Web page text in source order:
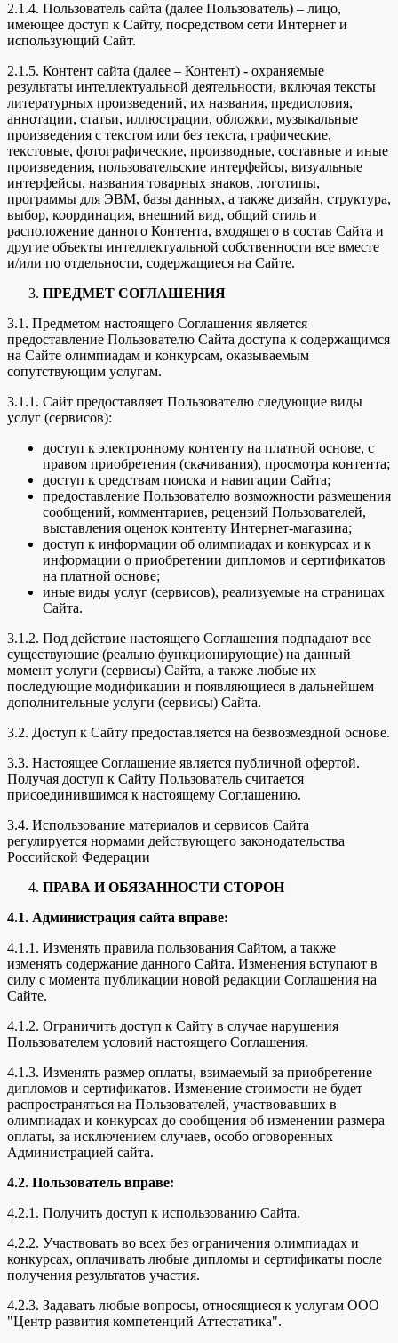
2.1.4. Пользователь сайта (далее Пользователь) – лицо,
имеющее доступ к Сайту, посредством сети Интернет и
использующий Сайт.
2.1.5. Контент сайта (далее – Контент) - охраняемые
результаты интеллектуальной деятельности, включая тексты
литературных произведений, их названия, предисловия,
аннотации, статьи, иллюстрации, обложки, музыкальные
произведения с текстом или без текста, графические,
текстовые, фотографические, производные, составные и иные
произведения, пользовательские интерфейсы, визуальные
интерфейсы, названия товарных знаков, логотипы,
программы для ЭВМ, базы данных, а также дизайн, структура,
выбор, координация, внешний вид, общий стиль и
расположение данного Контента, входящего в состав Сайта и
другие объекты интеллектуальной собственности все вместе
и/или по отдельности, содержащиеся на Сайте.
ПРЕДМЕТ СОГЛАШЕНИЯ
3.1. Предметом настоящего Соглашения является
предоставление Пользователю Сайта доступа к содержащимся
на Сайте олимпиадам и конкурсам, оказываемым
сопутствующим услугам.
3.1.1. Сайт предоставляет Пользователю следующие виды
услуг (сервисов):
доступ к электронному контенту на платной основе, с
правом приобретения (скачивания), просмотра контента;
доступ к средствам поиска и навигации Сайта;
предоставление Пользователю возможности размещения
сообщений, комментариев, рецензий Пользователей,
выставления оценок контенту Интернет-магазина;
доступ к информации об олимпиадах и конкурсах и к
информации о приобретении дипломов и сертификатов
на платной основе;
иные виды услуг (сервисов), реализуемые на страницах
Сайта.
3.1.2. Под действие настоящего Соглашения подпадают все
существующие (реально функционирующие) на данный
момент услуги (сервисы) Сайта, а также любые их
последующие модификации и появляющиеся в дальнейшем
дополнительные услуги (сервисы) Сайта.
3.2. Доступ к Сайту предоставляется на безвозмездной основе.
3.3. Настоящее Соглашение является публичной офертой.
Получая доступ к Сайту Пользователь считается
присоединившимся к настоящему Соглашению.
3.4. Использование материалов и сервисов Сайта
регулируется нормами действующего законодательства
Российской Федерации
ПРАВА И ОБЯЗАННОСТИ СТОРОН
4.1. Администрация сайта вправе:
4.1.1. Изменять правила пользования Сайтом, а также
изменять содержание данного Сайта. Изменения вступают в
силу с момента публикации новой редакции Соглашения на
Сайте.
4.1.2. Ограничить доступ к Сайту в случае нарушения
Пользователем условий настоящего Соглашения.
4.1.3. Изменять размер оплаты, взимаемый за приобретение
дипломов и сертификатов. Изменение стоимости не будет
распространяться на Пользователей, участвовавших в
олимпиадах и конкурсах до сообщения об изменении размера
оплаты, за исключением случаев, особо оговоренных
Администрацией сайта.
4.2. Пользователь вправе:
4.2.1. Получить доступ к использованию Сайта.
4.2.2. Участвовать во всех без ограничения олимпиадах и
конкурсах, оплачивать любые дипломы и сертификаты после
получения результатов участия.
4.2.3. Задавать любые вопросы, относящиеся к услугам ООО
"Центр развития компетенций Аттестатика".